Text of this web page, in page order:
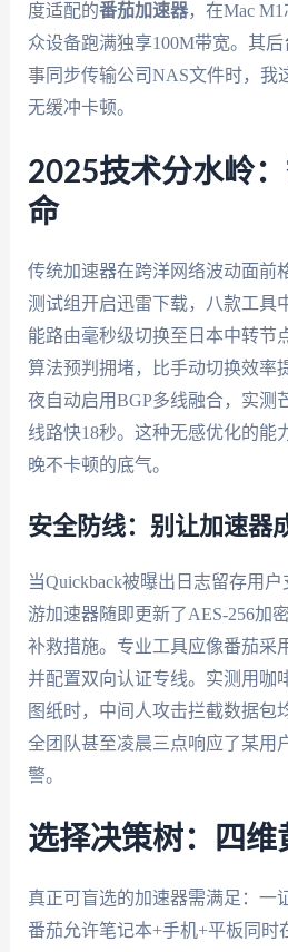
度适配的番茄加速器，在Mac
众设备跑满独享100M带宽。其
事同步传输公司NAS文件时，我
无缓冲卡顿。
2025技术分水岭
命
传统加速器在跨洋网络波动面前
测试组开启迅雷下载，八款工具
能路由毫秒级切换至日本中转节
算法预判拥堵，比手动切换效率
夜自动启用BGP多线融合，实测
线路快18秒。这种无感优化的能
晚不卡顿的底气。
安全防线：别让加速器
当Quickback被曝出日志留存用
游加速器随即更新了AES-256加
补救措施。专业工具应像番茄采
并配置双向认证专线。实测用咖
图纸时，中间人攻击拦截数据包
全团队甚至凌晨三点响应了某用
警。
选择决策树：四维
真正可盲选的加速器需满足：
番茄允许笔记本+手机+平板同时